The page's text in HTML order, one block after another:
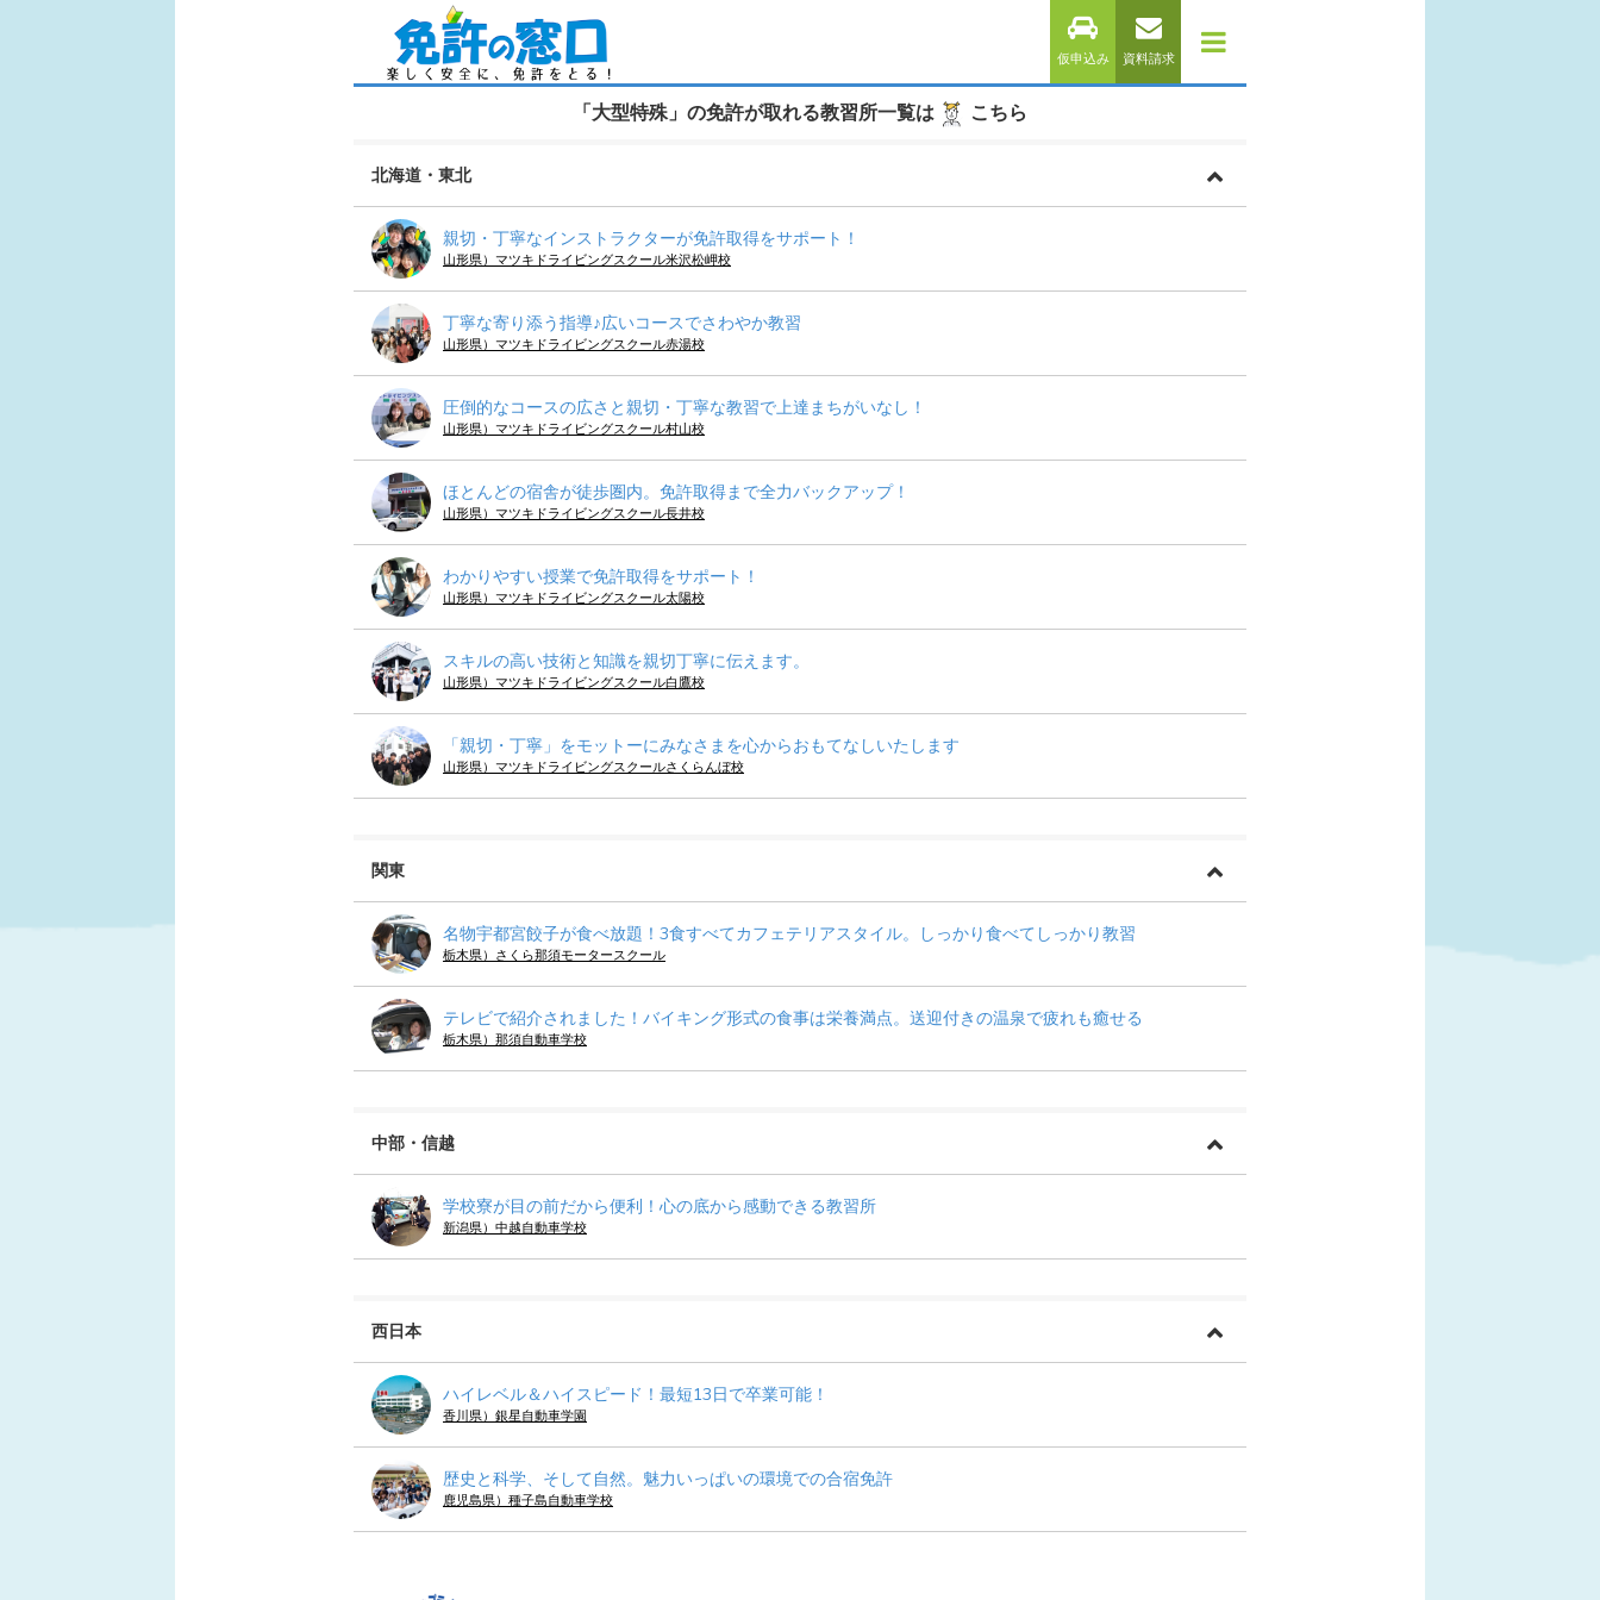
仮申込み 資料請求
「大型特殊」の免許が取れる教習所一覧は こちら
北海道・東北
親切・丁寧なインストラクターが免許取得をサポート！
山形県）マツキドライビングスクール米沢松岬校
丁寧な寄り添う指導♪広いコースでさわやか教習
山形県）マツキドライビングスクール赤湯校
圧倒的なコースの広さと親切・丁寧な教習で上達まちがいなし！
山形県）マツキドライビングスクール村山校
ほとんどの宿舎が徒歩圏内。免許取得まで全力バックアップ！
山形県）マツキドライビングスクール長井校
わかりやすい授業で免許取得をサポート！
山形県）マツキドライビングスクール太陽校
スキルの高い技術と知識を親切丁寧に伝えます。
山形県）マツキドライビングスクール白鷹校
「親切・丁寧」をモットーにみなさまを心からおもてなしいたします
山形県）マツキドライビングスクールさくらんぼ校
関東
名物宇都宮餃子が食べ放題！3食すべてカフェテリアスタイル。しっかり食べてしっかり教習
栃木県）さくら那須モータースクール
テレビで紹介されました！バイキング形式の食事は栄養満点。送迎付きの温泉で疲れも癒せる
栃木県）那須自動車学校
中部・信越
学校寮が目の前だから便利！心の底から感動できる教習所
新潟県）中越自動車学校
西日本
ハイレベル＆ハイスピード！最短13日で卒業可能！
香川県）銀星自動車学園
歴史と科学、そして自然。魅力いっぱいの環境での合宿免許
鹿児島県）種子島自動車学校